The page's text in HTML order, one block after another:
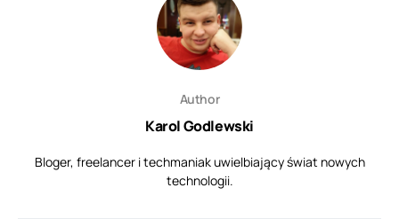
Author
Karol Godlewski
Bloger, freelancer i techmaniak uwielbiający świat nowych
technologii.